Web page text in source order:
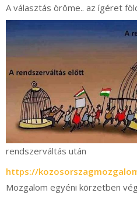
A választás öröme.. az ígéret
rendszerváltás után
https://
Mozgalom egyéni körzetben